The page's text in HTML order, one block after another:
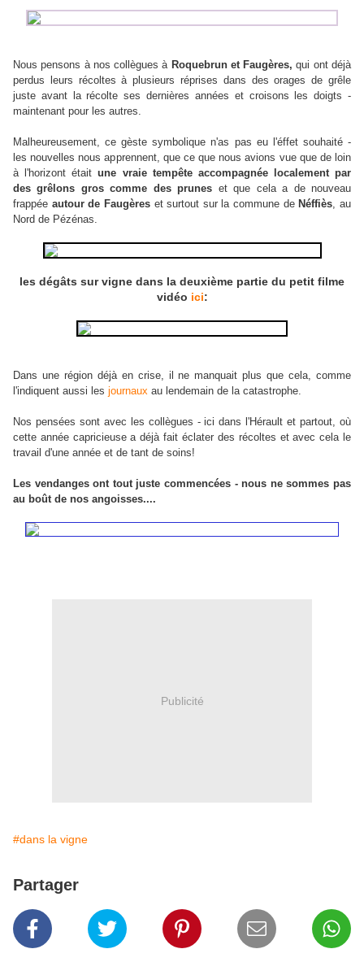
Nous pensons à nos collègues à Roquebrun et Faugères, qui ont déjà
perdus leurs récoltes à plusieurs réprises dans des orages de grêle
juste avant la récolte ses dernières années et croisons les doigts -
maintenant pour les autres.
Malheureusement, ce gèste symbolique n'as pas eu l'éffet souhaité -
les nouvelles nous apprennent, que ce que nous avions vue que de loin
à l'horizont étaitune vraie tempête accompagnée localement par
des grêlons gros comme des prunes et que cela a de nouveau
frappée autour de Faugèreset surtout sur la commune de Néffiès, au
Nord de Pézénas.
les dégâts sur vigne dans la deuxième partie du petit filme
vidéo ici:
Dans une région déjà en crise, il ne manquait plus que cela, comme
l'indiquent aussi les journaux au lendemain de la catastrophe.
Nos pensées sont avec les collègues - ici dans l'Hérault et partout, où
cette année capricieuse a déjà fait éclater des récoltes et avec cela le
travail d'une année et de tant de soins!
Les vendanges ont tout juste commencées - nous ne sommes pas
au boût de nos angoisses....
Publicité
#dans la vigne
Partager